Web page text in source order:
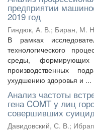
предприятии
2019 год
Гиндюк, А. В.; Биран, М.
В рамках
технологического
среды,
производственных
ухудшению здоровья и ...
Анализ частоты
гена COMT у лиц
совершивших
Давидовский, С. В.;